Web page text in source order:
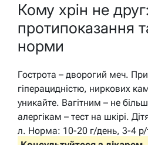
Кому хрін не друг:
протипоказання
норми
Гострота – дворогий меч. При
гіперацидністю, ниркових
уникайте. Вагітним – не
алергікам – тест на шкірі.
л. Норма: 10-20 г/день, 3-4 р/